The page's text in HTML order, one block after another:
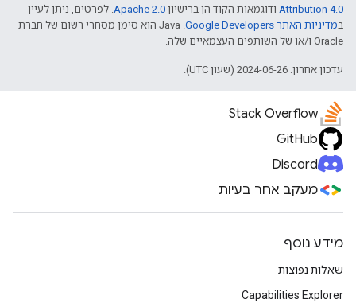
Attribution 4.0 ודוגמאות הקוד הן ברישיון Apache 2.0 . לפרטים, ניתן לעיין
במדיניות האתר Google Developers‏
.‏ Java הוא סימן מסחרי רשום של חברת
Oracle ו/או של השותפים העצמאיים שלה.
עדכון אחרון: 2024-06-26 (שעון UTC).
Stack Overflow
GitHub
Discord
מעקב אחר בעיות
מידע נוסף
שאלות נפוצות
Capabilities Explorer